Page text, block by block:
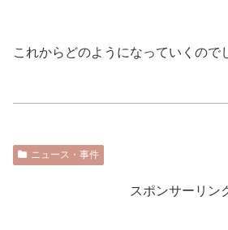
これからどのようになっていくので
ニュース・事件
スポンサーリン